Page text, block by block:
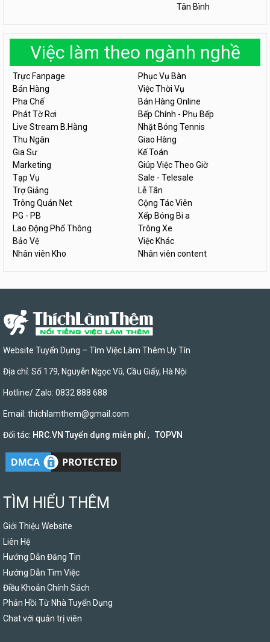
Tân Bình
Việc làm theo ngành nghề
Trực Fanpage
Phục Vụ Bàn
Bán Hàng
Việc Thời Vụ
Pha Chế
Bán Hàng Online
Phát Tờ Rơi
Bếp Chính - Phụ Bếp
Live Stream B.Hàng
Nhặt Bóng Tennis
Thu Ngân
Giao Hàng
Gia Sư
Kế Toán
Marketing
Giúp Việc Theo Giờ
Tạp Vụ
Sale - Telesale
Trợ Giảng
Lễ Tân
Trông Quán Net
Cộng Tác Viên
PG - PB
Xếp Bóng Bi a
Lao Động Phổ Thông
Trông Xe
Bảo Vệ
Việc Khác
Nhân viên Kho
Nhân viên content
Website Tuyển Dụng – Tìm Việc Làm Thêm Uy Tín
Địa chỉ: Số 179, Nguyễn Ngọc Vũ, Cầu Giấy, Hà Nội
Hotline/ Zalo: 0832 888 688
Email: thichlamthem@gmail.com
Đối tác: HRC.VN Tuyển dụng miễn phí, TOPVN
TÌM HIỂU THÊM
Giới Thiệu Website
Liên Hệ
Hướng Dẫn Đăng Tin
Hướng Dẫn Tìm Việc
Điều Khoản Chính Sách
Phản Hồi Từ Nhà Tuyển Dụng
Chat với quản trị viên